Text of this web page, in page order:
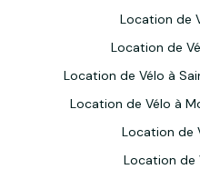
Location de
Location de
Location de Vélo à
Location de Vélo à
Location de
Location de